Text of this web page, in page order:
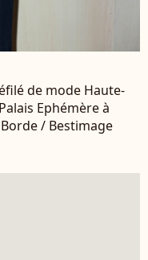
de mode Haute-
Ephémère à
/ Bestimage